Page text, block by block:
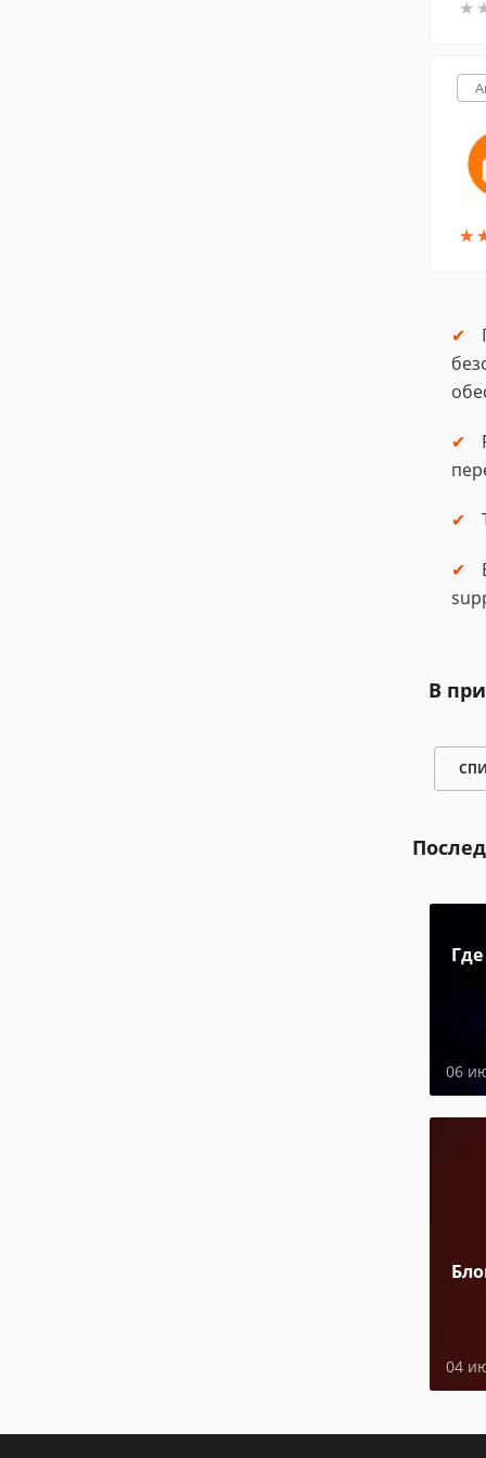
★
★
★
★
В
06
04